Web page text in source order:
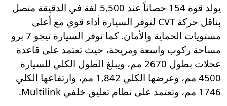
يولد قوة 154 حصاناً عند 5,500 لفة في الدقيقة متصل
بناقل حركة CVT لتوفر السيارة أداء قوي مع أعلى
مستويات الحماية والأمان. كما توفر السيارة تيجو 7 برو
مساحة ركوب واسعة ومريحة، حيث تعتمد على قاعدة
عجلات بطول 2670 مم، ويبلغ الطول الكلي للسيارة
4500 مم، وعرضها الكلي 1,842 مم، وارتفاعها الكلي
1746 مم، وتعتمد على نظام تعليق خلفي Multilink.